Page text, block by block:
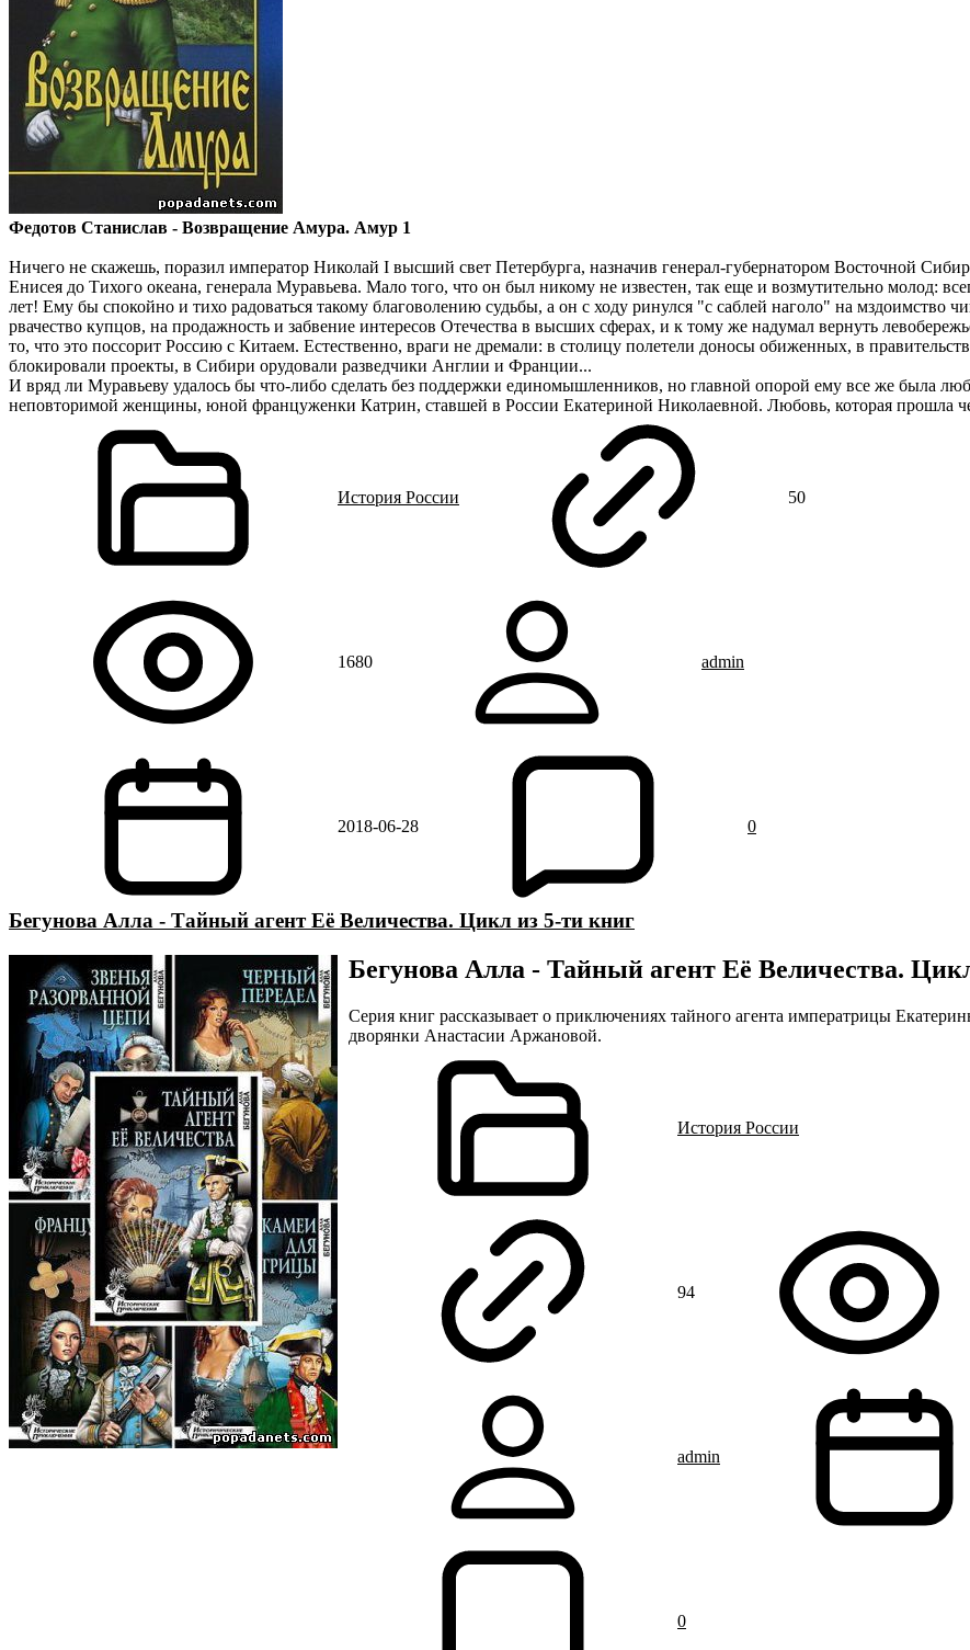
Федотов Станислав - Возвращение Амура. Амур 1
Ничего не скажешь, поразил император Николай I высший свет Петербурга, назначив генерал-губернатором Восточной
Енисея до Тихого океана, генерала Муравьева. Мало того, что он был никому не известен, так еще и возмутительно молод:
лет! Ему бы спокойно и тихо радоваться такому благоволению судьбы, а он с ходу ринулся "с саблей наголо" на мздоимство
рвачество купцов, на продажность и забвение интересов Отечества в высших сферах, и к тому же надумал вернуть
то, что это поссорит Россию с Китаем. Естественно, враги не дремали: в столицу полетели доносы обиженных, в
блокировали проекты, в Сибири орудовали разведчики Англии и Франции...
И вряд ли Муравьеву удалось бы что-либо сделать без поддержки единомышленников, но главной опорой ему все же была
неповторимой женщины, юной француженки Катрин, ставшей в России Екатериной Николаевной. Любовь, которая прошла
История России 50
1680 admin
2018-06-28 0
Бегунова Алла - Тайный агент Её Величества. Цикл из 5-ти книг
Бегунова Алла - Тайный агент Её Величества.
Серия книг рассказывает о приключениях тайного агента императрицы
дворянки Анастасии Аржановой.
История России
94
admin
0